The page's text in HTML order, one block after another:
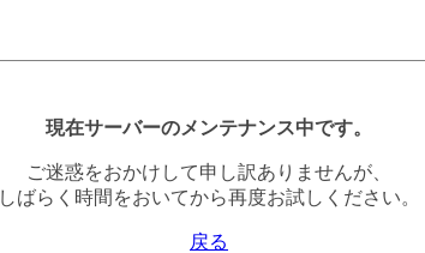
現在サーバーのメンテナンス中です。
ご迷惑をおかけして申し訳ありませんが、
しばらく時間をおいてから再度お試しください。
戻る